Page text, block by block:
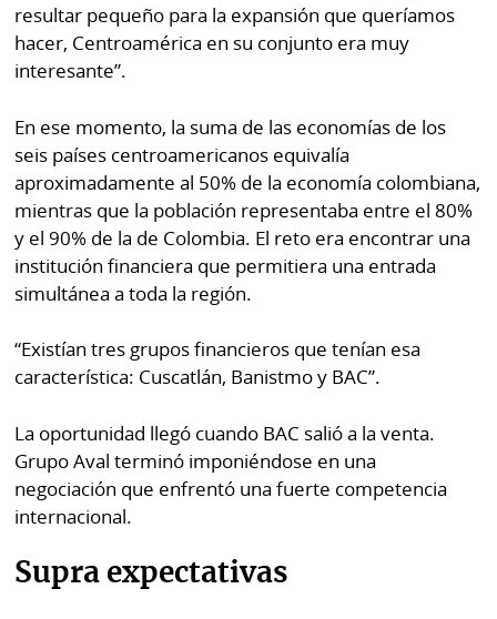
resultar pequeño para la expansión que queríamos
hacer, Centroamérica en su conjunto era muy
interesante”.
En ese momento, la suma de las economías de los
seis países centroamericanos equivalía
aproximadamente al 50% de la economía colombiana,
mientras que la población representaba entre el 80%
y el 90% de la de Colombia. El reto era encontrar una
institución financiera que permitiera una entrada
simultánea a toda la región.
“Existían tres grupos financieros que tenían esa
característica: Cuscatlán, Banistmo y BAC”.
La oportunidad llegó cuando BAC salió a la venta.
Grupo Aval terminó imponiéndose en una
negociación que enfrentó una fuerte competencia
internacional.
Supra expectativas